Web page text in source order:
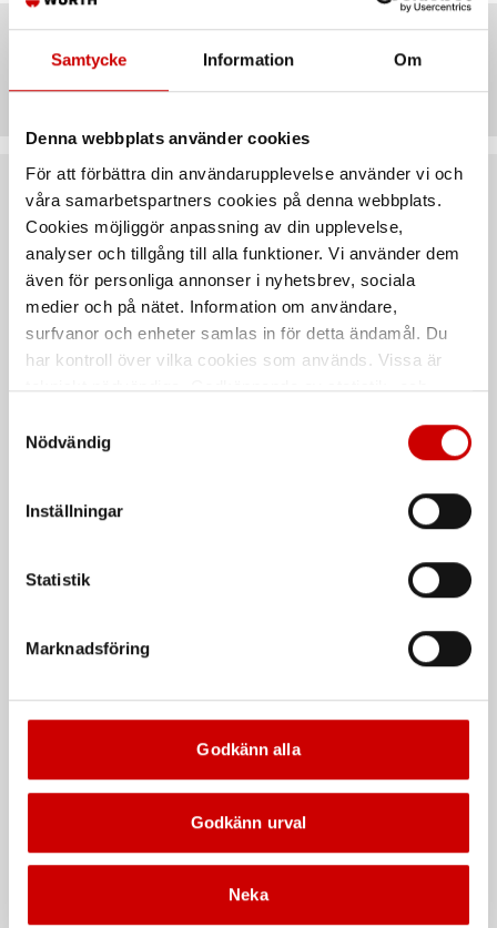
Samtycke Information Om
Denna webbplats använder cookies
För att förbättra din användarupplevelse använder vi och
våra samarbetspartners cookies på denna webbplats.
Cookies möjliggör anpassning av din upplevelse,
analyser och tillgång till alla funktioner. Vi använder dem
även för personliga annonser i nyhetsbrev, sociala
medier och på nätet. Information om användare,
surfvanor och enheter samlas in för detta ändamål. Du
har kontroll över vilka cookies som används. Vissa är
tekniskt nödvändiga. Godkännande av statistik- och
länder utanför EU med olika dataskyddsnormer. Genom
att godkänna samtycker du till sådana överföringar. Läs
Nödvändig
Inställningar
Statistik
Marknadsföring
Godkänn alla
Godkänn urval
Neka
Artiklar
Rekommenderat baserat på vald produkt
Svängjärn Gängtapp, förlängare
Till handgängtappar, DIN 377
DIN 352, HSS
mellantapp metrisk
DIN 352, HSS
De som köpte, köpte även